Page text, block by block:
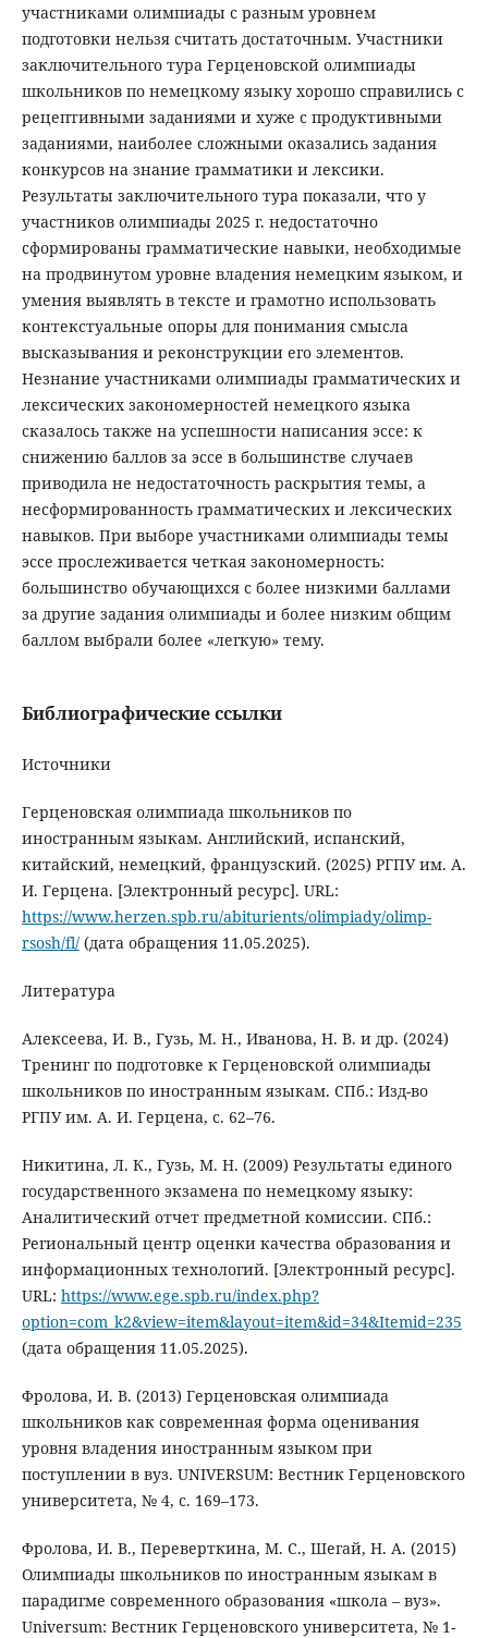
участниками олимпиады с разным уровнем
подготовки нельзя считать достаточным. Участники
заключительного тура Герценовской олимпиады
школьников по немецкому языку хорошо справились с
рецептивными заданиями и хуже с продуктивными
заданиями, наиболее сложными оказались задания
конкурсов на знание грамматики и лексики.
Результаты заключительного тура показали, что у
участников олимпиады 2025 г. недостаточно
сформированы грамматические навыки, необходимые
на продвинутом уровне владения немецким языком, и
умения выявлять в тексте и грамотно использовать
контекстуальные опоры для понимания смысла
высказывания и реконструкции его элементов.
Незнание участниками олимпиады грамматических и
лексических закономерностей немецкого языка
сказалось также на успешности написания эссе: к
снижению баллов за эссе в большинстве случаев
приводила не недостаточность раскрытия темы, а
несформированность грамматических и лексических
навыков. При выборе участниками олимпиады темы
эссе прослеживается четкая закономерность:
большинство обучающихся с более низкими баллами
за другие задания олимпиады и более низким общим
баллом выбрали более «легкую» тему.
Библиографические ссылки
Источники
Герценовская олимпиада школьников по
иностранным языкам. Английский, испанский,
китайский, немецкий, французский. (2025) РГПУ им. А.
И. Герцена. [Электронный ресурс]. URL:
https://www.herzen.spb.ru/abiturients/olimpiady/olimp-
rsosh/fl/(дата обращения 11.05.2025).
Литература
Алексеева, И. В., Гузь, М. Н., Иванова, Н. В. и др. (2024)
Тренинг по подготовке к Герценовской олимпиады
школьников по иностранным языкам. СПб.: Изд-во
РГПУ им. А. И. Герцена, c. 62–76.
Никитина, Л. К., Гузь, М. Н. (2009) Результаты единого
государственного экзамена по немецкому языку:
Аналитический отчет предметной комиссии. СПб.:
Региональный центр оценки качества образования и
информационных технологий. [Электронный ресурс].
URL: https://www.ege.spb.ru/index.php?
option=com_k2&view=item&layout=item&id=34&Itemid=235
(дата обращения 11.05.2025).
Фролова, И. В. (2013) Герценовская олимпиада
школьников как современная форма оценивания
уровня владения иностранным языком при
поступлении в вуз. UNIVERSUM: Вестник Герценовского
университета, № 4, с. 169–173.
Фролова, И. В., Переверткина, М. С., Шегай, Н. А. (2015)
Олимпиады школьников по иностранным языкам в
парадигме современного образования «школа – вуз».
Universum: Вестник Герценовского университета, № 1-